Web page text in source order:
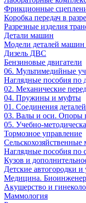
Фрикционные
Коробка передач в
Разрезные изделия
Детали машин
Модели деталей машин
Дизель ДВС
Бензиновые двигатели
06. Мультимедийные
Наглядные пособия по
02. Механические
04. Пружины и муфты
01. Соединения
03. Валы и оси. Опоры
05. Учебно-
Тормозное управление
Наглядные пособия по
Кузов и
Детские автогородки
Медицина.
Акушерство и
Маммология